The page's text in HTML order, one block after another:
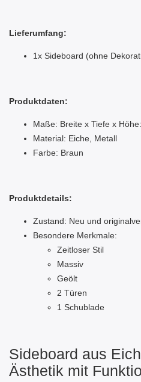
Lieferumfang:
1x Sideboard (ohne
Produktdaten:
Maße: Breite x Tiefe x
Material: Eiche, Metall
Farbe: Braun
Produktdetails:
Zustand: Neu und
Besondere Merkmale:
Zeitloser Stil
Massiv
Geölt
2 Türen
1 Schublade
Sideboard aus
Ästhetik mit